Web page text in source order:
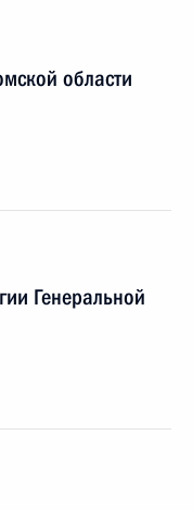
области
Генеральной